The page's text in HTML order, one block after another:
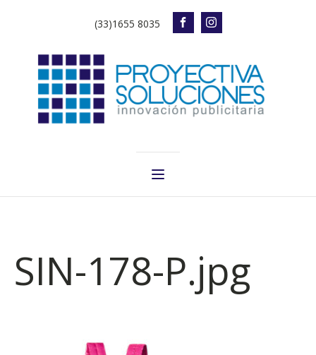
(33)1655 8035
SIN-178-P.jpg